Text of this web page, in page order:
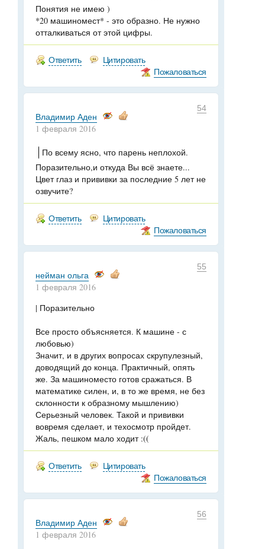
Понятия не имею )
*20 машиномест* - это образно. Не нужно
отталкиваться от этой цифры.
Ответить
Цитировать
Пожаловаться
54
Владимир Аден
1 февраля 2016
По всему ясно, что парень неплохой.
Поразительно,и откуда Вы всё знаете...
Цвет глаз и прививки за последние 5 лет не
озвучите?
Ответить
Цитировать
Пожаловаться
55
нейман ольга
1 февраля 2016
| Поразительно
Все просто объясняется. К машине - с
любовью)
Значит, и в других вопросах скрупулезный,
доводящий до конца. Практичный, опять
же. За машиноместо готов сражаться. В
математике силен, и, в то же время, не без
склонности к образному мышлению)
Серьезный человек. Такой и прививки
вовремя сделает, и техосмотр пройдет.
Жаль, пешком мало ходит :((
Ответить
Цитировать
Пожаловаться
56
Владимир Аден
1 февраля 2016